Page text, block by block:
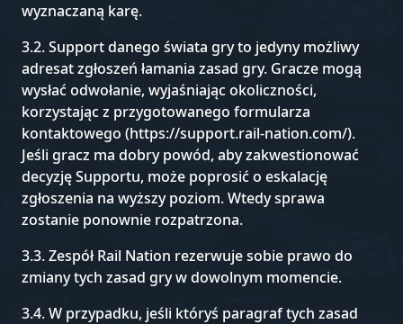
wyznaczaną karę.
3.2. Support danego świata gry to jedyny możliwy
adresat zgłoszeń łamania zasad gry. Gracze mogą
wysłać odwołanie, wyjaśniając okoliczności,
korzystając z przygotowanego formularza
kontaktowego (https://support.rail-nation.com/).
Jeśli gracz ma dobry powód, aby zakwestionować
decyzję Supportu, może poprosić o eskalację
zgłoszenia na wyższy poziom. Wtedy sprawa
zostanie ponownie rozpatrzona.
3.3. Zespół Rail Nation rezerwuje sobie prawo do
zmiany tych zasad gry w dowolnym momencie.
3.4. W przypadku, jeśli któryś paragraf tych zasad